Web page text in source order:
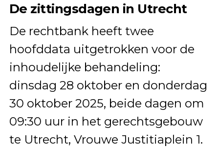
De zittingsdagen in Utrecht
De rechtbank heeft twee
hoofddata uitgetrokken voor de
inhoudelijke behandeling:
dinsdag 28 oktober en donderdag
30 oktober 2025, beide dagen om
09:30 uur in het gerechtsgebouw
te Utrecht, Vrouwe Justitiaplein 1.